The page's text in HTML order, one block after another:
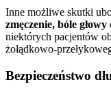
Inne możliwe skutki
zmęczenie, bóle
niektórych pacjentów
żołądkowo-
Bezpieczeństwo